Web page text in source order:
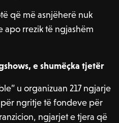
që më asnjëherë nuk
apo rrezik të ngjashëm
e shumëçka tjetër
u organizuan 217 ngjarje
ngritje të fondeve për
ngjarjet e tjera që